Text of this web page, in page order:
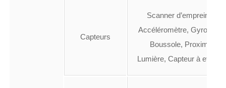
Capteurs
Scanner d’empreintes,
Accéléromètre,
Boussole, Proximité,
Lumière, Capteur à effet